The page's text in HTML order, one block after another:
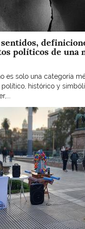
políticos de una
es solo una categoría
histórico y